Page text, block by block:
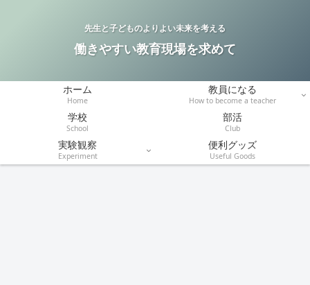
先生と子どものよりよい未来を考える
働きやすい教育現場を求めて
ホーム
Home
教員になる
How to become a teacher
学校
School
部活
Club
実験観察
Experiment
便利グッズ
Useful Goods